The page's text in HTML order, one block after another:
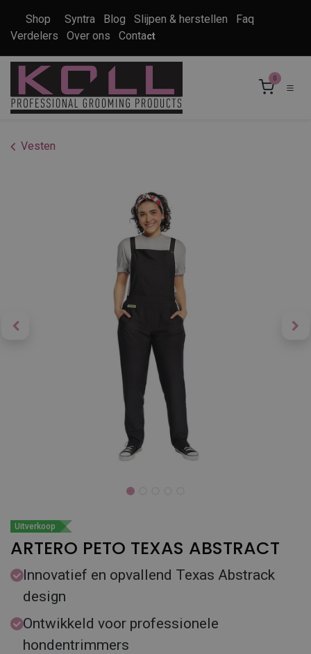
Shop Syntra Blog Slijpen & herstellen
Faq
Verdelers
Over ons Contact
0
Vesten
Uitverkoop
ARTERO PETO TEXAS ABSTRACT
Innovatief en opvallend Texas Abstrack
design
Ontwikkeld voor professionele
hondentrimmers